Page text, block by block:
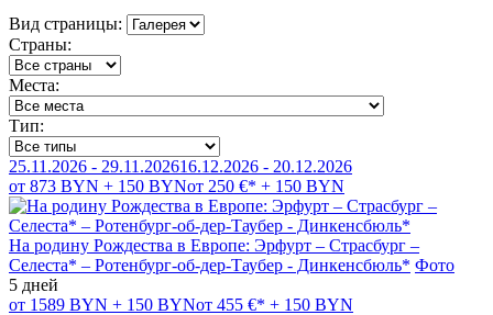
Вид страницы:
Страны:
Места:
Тип:
25.11.2026 - 29.11.202616.12.2026 - 20.12.2026
от 873 BYN + 150 BYNот 250 €* + 150 BYN
На родину Рождества в Европе: Эрфурт – Страсбург –
Селеста* – Ротенбург-об-дер-Таубер - Динкенсбюль* Фото
5 дней
от 1589 BYN + 150 BYNот 455 €* + 150 BYN